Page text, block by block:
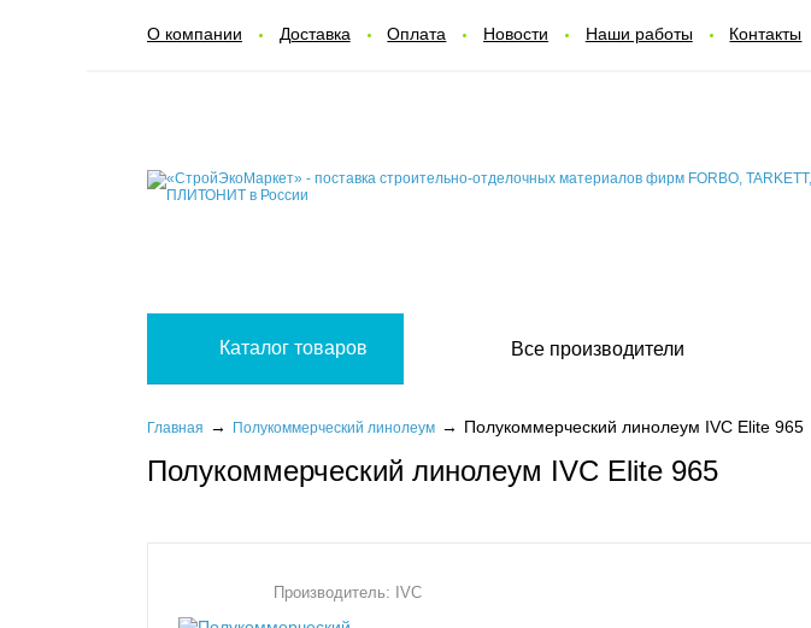
О компании Доставка Оплата Новости Наши работы Контакты
Каталог товаров Все производители
Главная Полукоммерческий линолеум Полукоммерческий линолеум IVC Elite 965
Полукоммерческий линолеум IVC Elite 965
Производитель: IVC